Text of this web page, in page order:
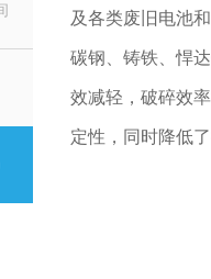
及各类废旧电池
碳钢、铸铁、悍
效减轻，破碎效
定性，同时降低